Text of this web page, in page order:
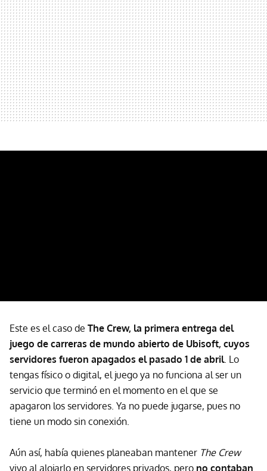
Este es el caso de The Crew, la primera entrega del
juego de carreras de mundo abierto de Ubisoft, cuyos
servidores fueron apagados el pasado 1 de abril. Lo
tengas físico o digital, el juego ya no funciona al ser un
servicio que terminó en el momento en el que se
apagaron los servidores. Ya no puede jugarse, pues no
tiene un modo sin conexión.
Aún así, había quienes planeaban mantener The Crew
vivo al alojarlo en servidores privados, pero no contaban